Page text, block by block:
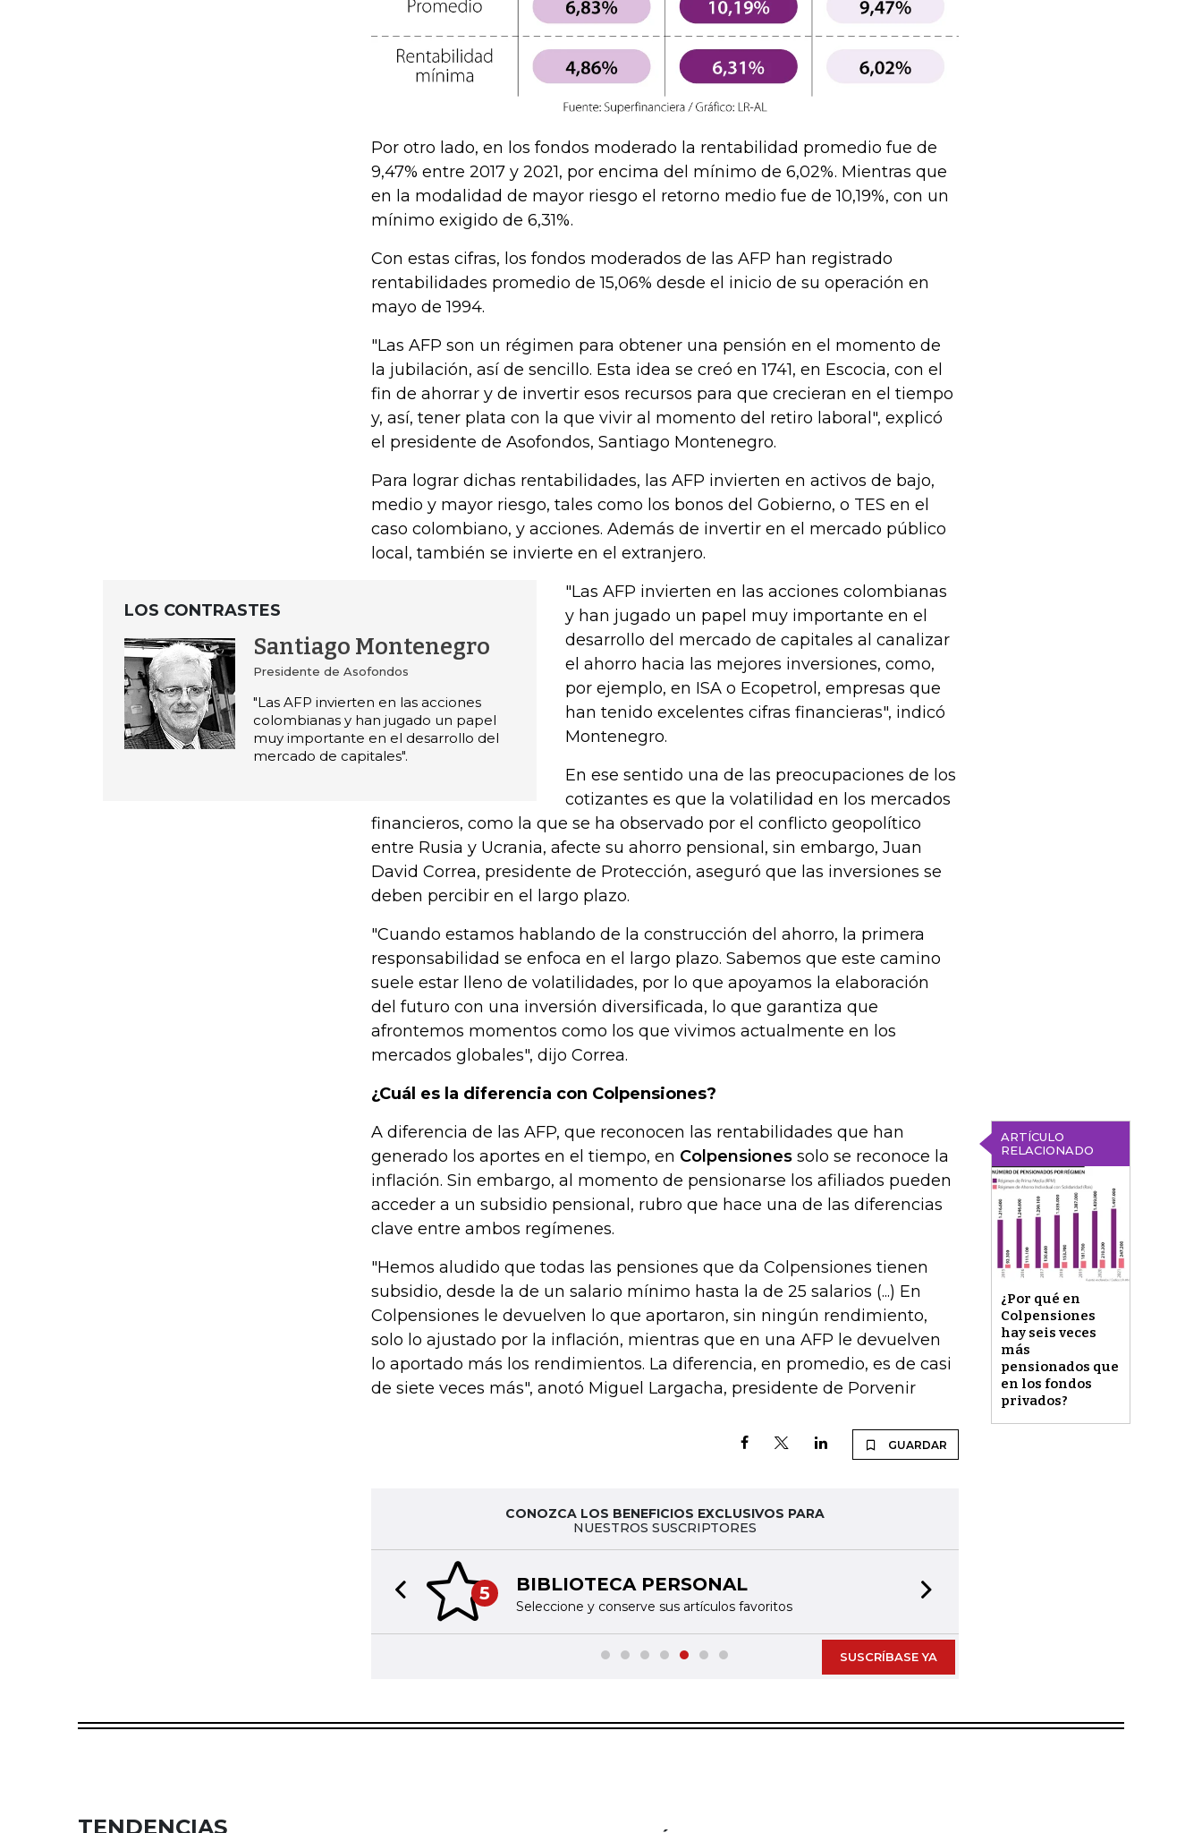
Por otro lado, en los fondos moderado la rentabilidad promedio fue de
9,47% entre 2017 y 2021, por encima del mínimo de 6,02%. Mientras que
en la modalidad de mayor riesgo el retorno medio fue de 10,19%, con un
mínimo exigido de 6,31%.
Con estas cifras, los fondos moderados de las AFP han registrado
rentabilidades promedio de 15,06% desde el inicio de su operación en
mayo de 1994.
"Las AFP son un régimen para obtener una pensión en el momento de
la jubilación, así de sencillo. Esta idea se creó en 1741, en Escocia, con el
fin de ahorrar y de invertir esos recursos para que crecieran en el tiempo
y, así, tener plata con la que vivir al momento del retiro laboral", explicó
el presidente de Asofondos, Santiago Montenegro.
Para lograr dichas rentabilidades, las AFP invierten en activos de bajo,
medio y mayor riesgo, tales como los bonos del Gobierno, o TES en el
caso colombiano, y acciones. Además de invertir en el mercado público
local, también se invierte en el extranjero.
LOS CONTRASTES
Santiago Montenegro
Presidente de Asofondos
"Las AFP invierten en las acciones
colombianas y han jugado un papel
muy importante en el desarrollo del
mercado de capitales".
"Las AFP invierten en las acciones colombianas
y han jugado un papel muy importante en el
desarrollo del mercado de capitales al canalizar
el ahorro hacia las mejores inversiones, como,
por ejemplo, en ISA o Ecopetrol, empresas que
han tenido excelentes cifras financieras", indicó
Montenegro.
En ese sentido una de las preocupaciones de los
cotizantes es que la volatilidad en los mercados
financieros, como la que se ha observado por el conflicto geopolítico
entre Rusia y Ucrania, afecte su ahorro pensional, sin embargo, Juan
David Correa, presidente de Protección, aseguró que las inversiones se
deben percibir en el largo plazo.
"Cuando estamos hablando de la construcción del ahorro, la primera
responsabilidad se enfoca en el largo plazo. Sabemos que este camino
suele estar lleno de volatilidades, por lo que apoyamos la elaboración
del futuro con una inversión diversificada, lo que garantiza que
afrontemos momentos como los que vivimos actualmente en los
mercados globales", dijo Correa.
¿Cuál es la diferencia con Colpensiones?
ARTÍCULO
RELACIONADO
¿Por qué en
Colpensiones
hay seis veces
más
pensionados que
en los fondos
privados?
A diferencia de las AFP, que reconocen las rentabilidades que han
generado los aportes en el tiempo, en Colpensiones solo se reconoce la
inflación. Sin embargo, al momento de pensionarse los afiliados pueden
acceder a un subsidio pensional, rubro que hace una de las diferencias
clave entre ambos regímenes.
"Hemos aludido que todas las pensiones que da Colpensiones tienen
subsidio, desde la de un salario mínimo hasta la de 25 salarios (...) En
Colpensiones le devuelven lo que aportaron, sin ningún rendimiento,
solo lo ajustado por la inflación, mientras que en una AFP le devuelven
lo aportado más los rendimientos. La diferencia, en promedio, es de casi
de siete veces más", anotó Miguel Largacha, presidente de Porvenir
GUARDAR
CONOZCA LOS BENEFICIOS EXCLUSIVOS PARA
NUESTROS SUSCRIPTORES
5 BIBLIOTECA PERSONAL
Seleccione y conserve sus artículos favoritos
Previous slide
SUSCRÍBASE YA
TENDENCIAS